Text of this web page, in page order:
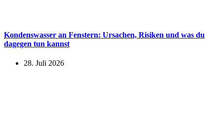
Kondenswasser an Fenstern: Ursachen, Risiken und was du
dagegen tun kannst
28. Juli 2026